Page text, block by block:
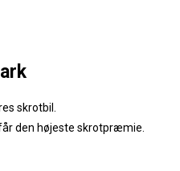
skrotbil.
den højeste skrotpræmie.